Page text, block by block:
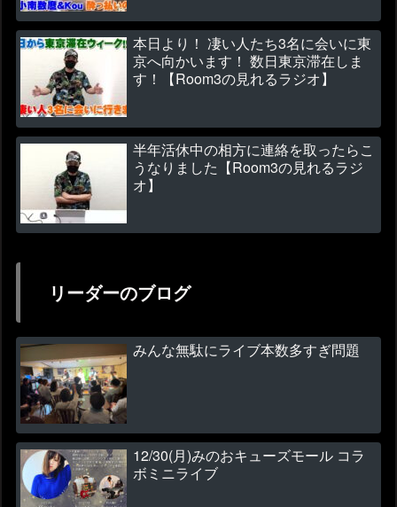
本日より！ 凄い人たち3名に会いに東
京へ向かいます！ 数日東京滞在しま
す！【Room3の見れるラジオ】
半年活休中の相方に連絡を取ったらこ
うなりました【Room3の見れるラジ
オ】
リーダーのブログ
みんな無駄にライブ本数多すぎ問題
12/30(月)みのおキューズモール コラ
ボミニライブ